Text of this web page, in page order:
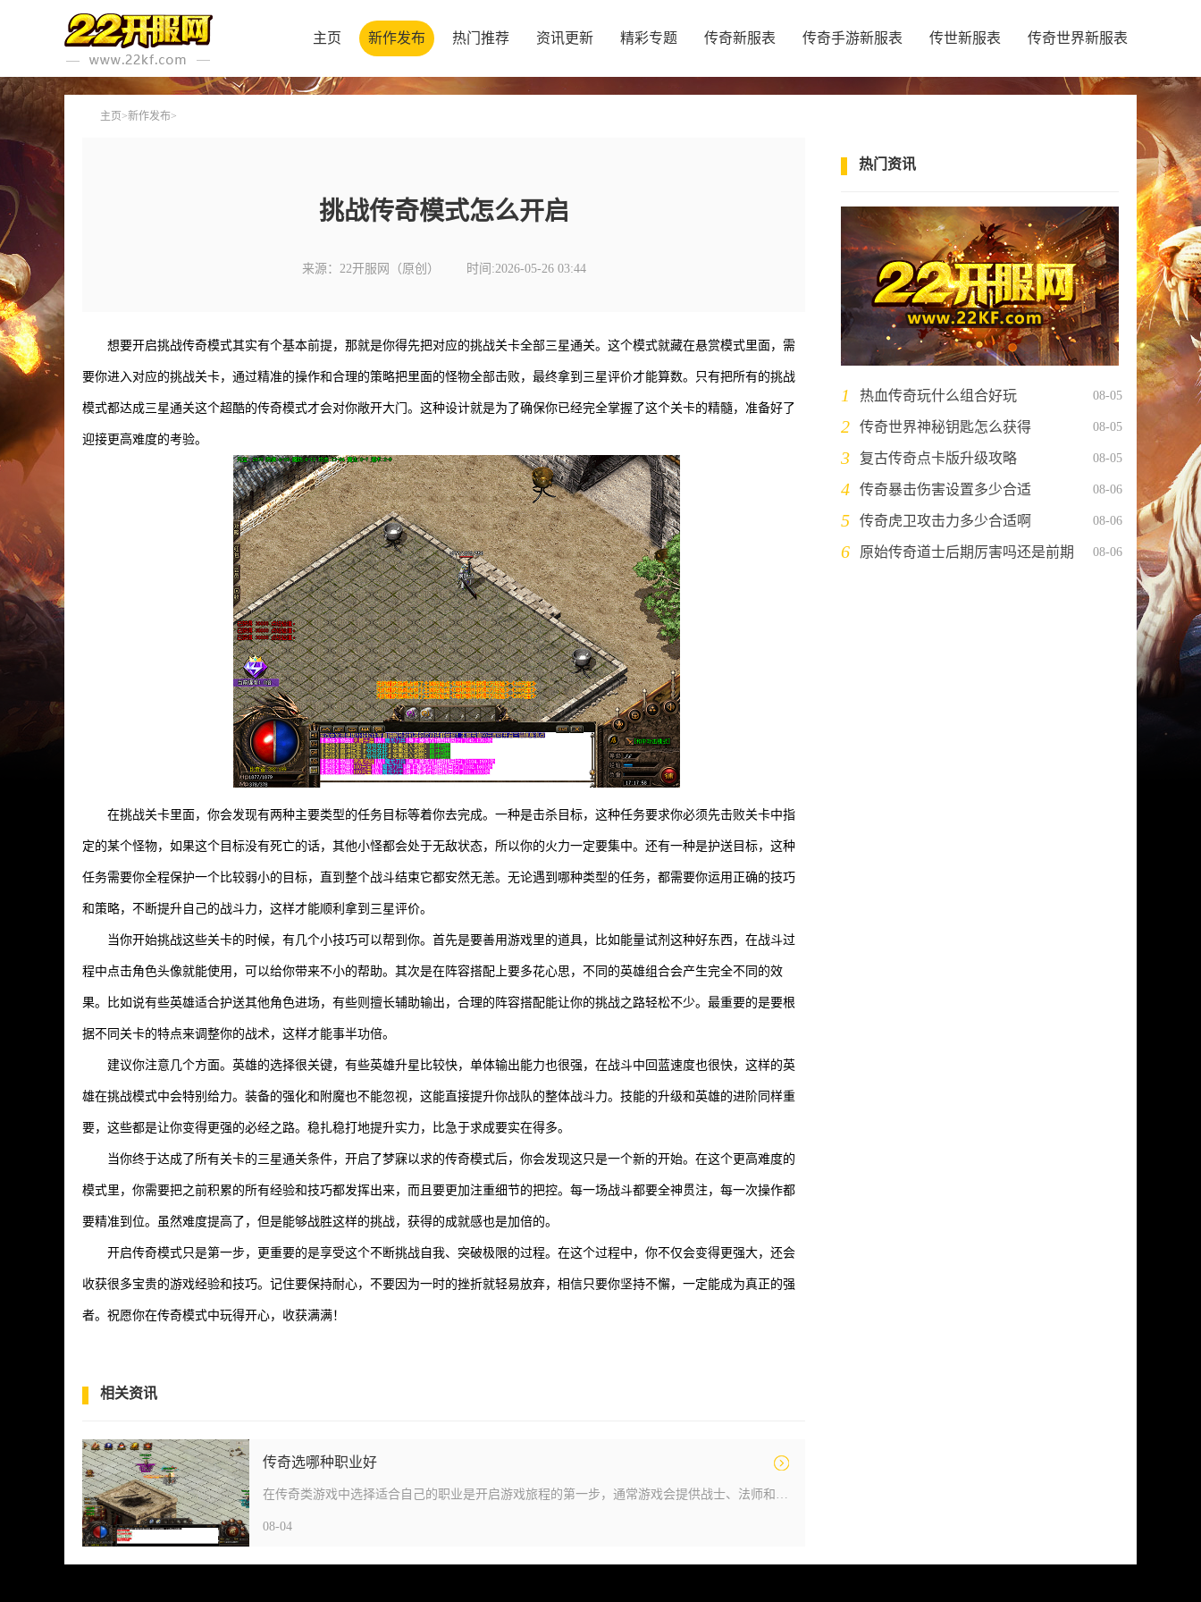
主页 新作发布 热门推荐 资讯更新 精彩专题 传奇新服表 传奇手游新服表 传世新服表 传奇世界新服表
主页 >新作发布>
挑战传奇模式怎么开启
来源：22开服网（原创） 时间:2026-05-26 03:44
想要开启挑战传奇模式其实有个基本前提，那就是你得先把对应的挑战关卡全部三星通关。这个模式就藏在悬赏模式里面，需
要你进入对应的挑战关卡，通过精准的操作和合理的策略把里面的怪物全部击败，最终拿到三星评价才能算数。只有把所有的挑战
模式都达成三星通关这个超酷的传奇模式才会对你敞开大门。这种设计就是为了确保你已经完全掌握了这个关卡的精髓，准备好了
迎接更高难度的考验。
在挑战关卡里面，你会发现有两种主要类型的任务目标等着你去完成。一种是击杀目标，这种任务要求你必须先击败关卡中指
定的某个怪物，如果这个目标没有死亡的话，其他小怪都会处于无敌状态，所以你的火力一定要集中。还有一种是护送目标，这种
任务需要你全程保护一个比较弱小的目标，直到整个战斗结束它都安然无恙。无论遇到哪种类型的任务，都需要你运用正确的技巧
和策略，不断提升自己的战斗力，这样才能顺利拿到三星评价。
当你开始挑战这些关卡的时候，有几个小技巧可以帮到你。首先是要善用游戏里的道具，比如能量试剂这种好东西，在战斗过
程中点击角色头像就能使用，可以给你带来不小的帮助。其次是在阵容搭配上要多花心思，不同的英雄组合会产生完全不同的效
果。比如说有些英雄适合护送其他角色进场，有些则擅长辅助输出，合理的阵容搭配能让你的挑战之路轻松不少。最重要的是要根
据不同关卡的特点来调整你的战术，这样才能事半功倍。
建议你注意几个方面。英雄的选择很关键，有些英雄升星比较快，单体输出能力也很强，在战斗中回蓝速度也很快，这样的英
雄在挑战模式中会特别给力。装备的强化和附魔也不能忽视，这能直接提升你战队的整体战斗力。技能的升级和英雄的进阶同样重
要，这些都是让你变得更强的必经之路。稳扎稳打地提升实力，比急于求成要实在得多。
当你终于达成了所有关卡的三星通关条件，开启了梦寐以求的传奇模式后，你会发现这只是一个新的开始。在这个更高难度的
模式里，你需要把之前积累的所有经验和技巧都发挥出来，而且要更加注重细节的把控。每一场战斗都要全神贯注，每一次操作都
要精准到位。虽然难度提高了，但是能够战胜这样的挑战，获得的成就感也是加倍的。
开启传奇模式只是第一步，更重要的是享受这个不断挑战自我、突破极限的过程。在这个过程中，你不仅会变得更强大，还会
收获很多宝贵的游戏经验和技巧。记住要保持耐心，不要因为一时的挫折就轻易放弃，相信只要你坚持不懈，一定能成为真正的强
者。祝愿你在传奇模式中玩得开心，收获满满！
相关资讯
传奇选哪种职业好
在传奇类游戏中选择适合自己的职业是开启游戏旅程的第一步，通常游戏会提供战士、法师和道士三种经典职业供玩家选择。每个职业都有独特的定位和特点，战士以近战物理攻击为主
08-04
热门资讯
1 热血传奇玩什么组合好玩 08-05
2 传奇世界神秘钥匙怎么获得 08-05
3 复古传奇点卡版升级攻略 08-05
4 传奇暴击伤害设置多少合适 08-06
5 传奇虎卫攻击力多少合适啊 08-06
6 原始传奇道士后期厉害吗还是前期 08-06